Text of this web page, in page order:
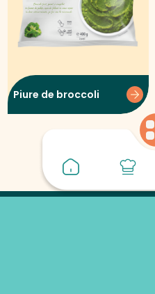
Piure de broccoli